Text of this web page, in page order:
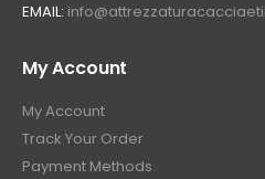
EMAIL:
My Account
My Account
Track Your Order
Payment Methods